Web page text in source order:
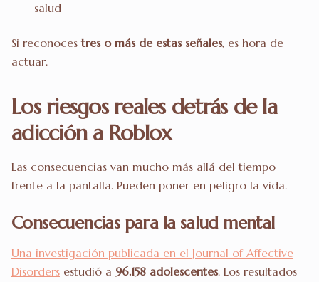
salud
Si reconocestres o más de estas señales, es hora de
actuar.
Los riesgos reales detrás de la
adicción a Roblox
Las consecuencias van mucho más allá del tiempo
frente a la pantalla. Pueden poner en peligro la vida.
Consecuencias para la salud mental
Una investigación publicada en el Journal of Affective
Disorders estudió a 96.158 adolescentes. Los resultados